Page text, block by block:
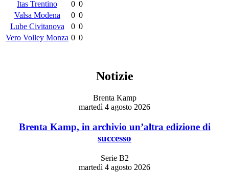
Itas Trentino 0 0
Valsa Modena
0 0
Lube Civitanova
0 0
Vero Volley Monza 0 0
Notizie
Brenta Kamp
martedì 4 agosto 2026
Brenta Kamp, in archivio un’altra edizione di
successo
Serie B2
martedì 4 agosto 2026